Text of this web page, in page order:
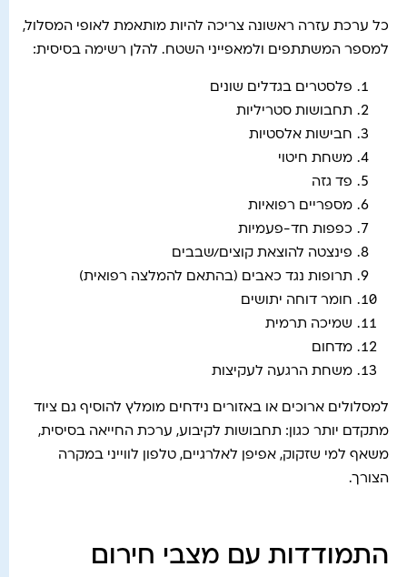
כל ערכת עזרה ראשונה צריכה להיות מותאמת לאופי המסלול,
למספר המשתתפים ולמאפייני השטח. להלן רשימה בסיסית:
פלסטרים בגדלים שונים
תחבושות סטריליות
חבישות אלסטיות
משחת חיטוי
פד גזה
מספריים רפואיות
כפפות חד-פעמיות
פינצטה להוצאת קוצים/שבבים
תרופות נגד כאבים (בהתאם להמלצה רפואית)
חומר דוחה יתושים
שמיכה תרמית
מדחום
משחת הרגעה לעקיצות
למסלולים ארוכים או באזורים נידחים מומלץ להוסיף גם ציוד
מתקדם יותר כגון: תחבושות לקיבוע, ערכת החייאה בסיסית,
משאף למי שזקוק, אפיפן לאלרגיים, טלפון לווייני במקרה
הצורך.
התמודדות עם מצבי חירום